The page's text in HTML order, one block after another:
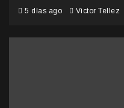
5 días ago Victor Tellez